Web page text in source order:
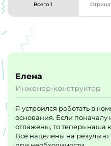
Всего 1
Елена
Инженер-конструктор
Я устроился работать в
основания. Если
отлажены, то теперь наша
Все нацелены на